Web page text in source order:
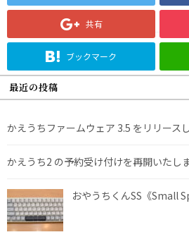
共有
ブックマーク
最近の投稿
かえうちファームウェア 3.5 をリリース
かえうち2 の予約受け付けを再開いたし
おやうちくんSS《Small